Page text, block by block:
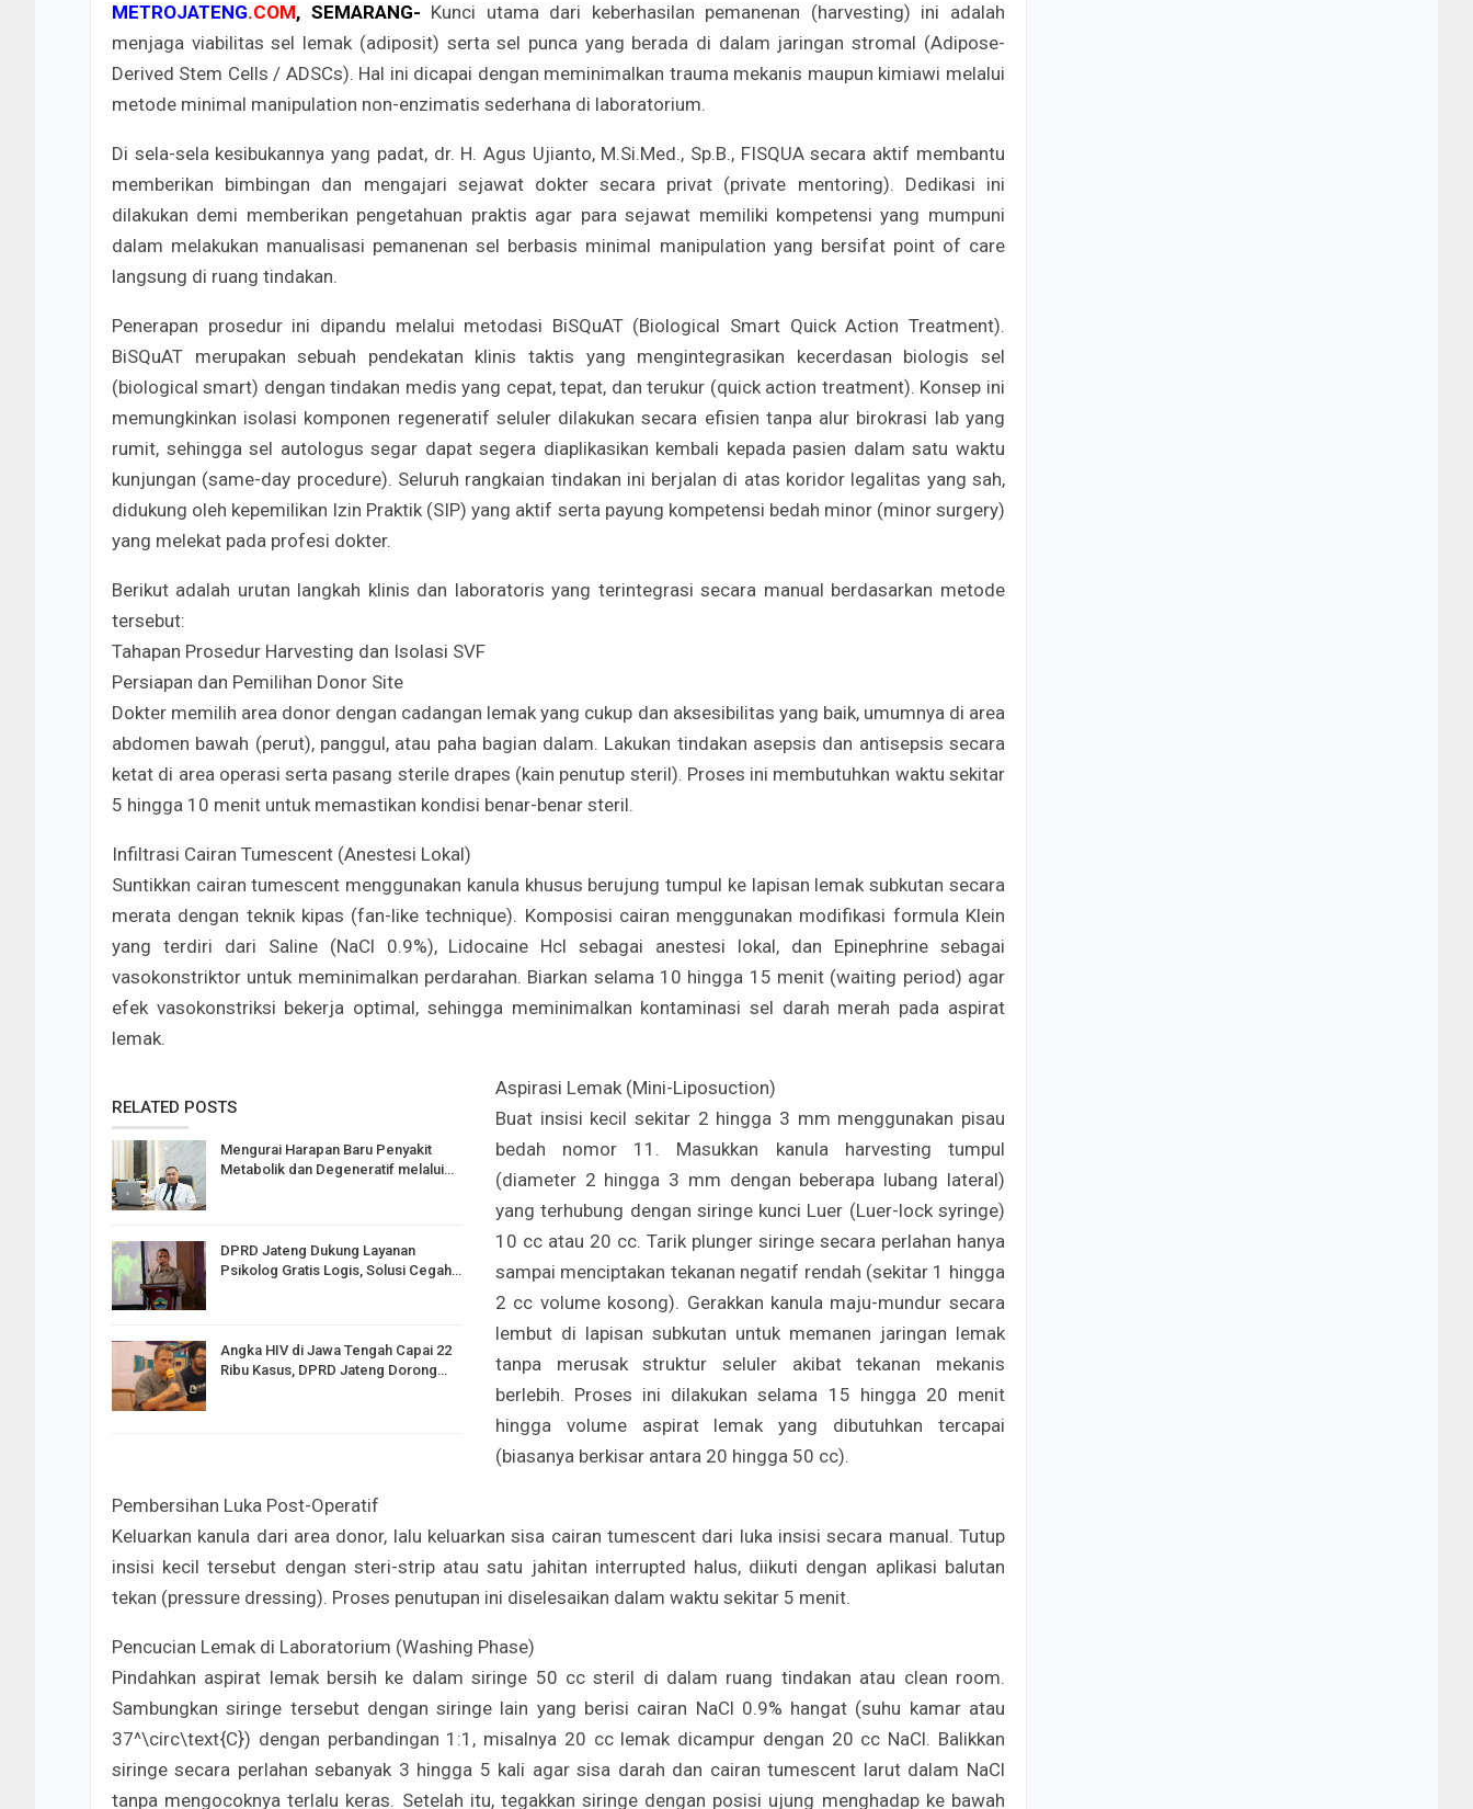
METROJATENG.COM, SEMARANG- ​Kunci utama dari keberhasilan pemanenan (harvesting) ini adalah
menjaga viabilitas sel lemak (adiposit) serta sel punca yang berada di dalam jaringan stromal (Adipose-
Derived Stem Cells / ADSCs). Hal ini dicapai dengan meminimalkan trauma mekanis maupun kimiawi melalui
metode minimal manipulation non-enzimatis sederhana di laboratorium.
​Di sela-sela kesibukannya yang padat, dr. H. Agus Ujianto, M.Si.Med., Sp.B., FISQUA secara aktif membantu
memberikan bimbingan dan mengajari sejawat dokter secara privat (private mentoring). Dedikasi ini
dilakukan demi memberikan pengetahuan praktis agar para sejawat memiliki kompetensi yang mumpuni
dalam melakukan manualisasi pemanenan sel berbasis minimal manipulation yang bersifat point of care
langsung di ruang tindakan.
​Penerapan prosedur ini dipandu melalui metodasi BiSQuAT (Biological Smart Quick Action Treatment).
BiSQuAT merupakan sebuah pendekatan klinis taktis yang mengintegrasikan kecerdasan biologis sel
(biological smart) dengan tindakan medis yang cepat, tepat, dan terukur (quick action treatment). Konsep ini
memungkinkan isolasi komponen regeneratif seluler dilakukan secara efisien tanpa alur birokrasi lab yang
rumit, sehingga sel autologus segar dapat segera diaplikasikan kembali kepada pasien dalam satu waktu
kunjungan (same-day procedure). Seluruh rangkaian tindakan ini berjalan di atas koridor legalitas yang sah,
didukung oleh kepemilikan Izin Praktik (SIP) yang aktif serta payung kompetensi bedah minor (minor surgery)
yang melekat pada profesi dokter.
​Berikut adalah urutan langkah klinis dan laboratoris yang terintegrasi secara manual berdasarkan metode
tersebut:
​Tahapan Prosedur Harvesting dan Isolasi SVF
​Persiapan dan Pemilihan Donor Site
Dokter memilih area donor dengan cadangan lemak yang cukup dan aksesibilitas yang baik, umumnya di area
abdomen bawah (perut), panggul, atau paha bagian dalam. Lakukan tindakan asepsis dan antisepsis secara
ketat di area operasi serta pasang sterile drapes (kain penutup steril). Proses ini membutuhkan waktu sekitar
5 hingga 10 menit untuk memastikan kondisi benar-benar steril.
​Infiltrasi Cairan Tumescent (Anestesi Lokal)
Suntikkan cairan tumescent menggunakan kanula khusus berujung tumpul ke lapisan lemak subkutan secara
merata dengan teknik kipas (fan-like technique). Komposisi cairan menggunakan modifikasi formula Klein
yang terdiri dari Saline (NaCl 0.9%), Lidocaine Hcl sebagai anestesi lokal, dan Epinephrine sebagai
vasokonstriktor untuk meminimalkan perdarahan. Biarkan selama 10 hingga 15 menit (waiting period) agar
efek vasokonstriksi bekerja optimal, sehingga meminimalkan kontaminasi sel darah merah pada aspirat
lemak.
RELATED POSTS
Mengurai Harapan Baru Penyakit
Metabolik dan Degeneratif melalui…
DPRD Jateng Dukung Layanan
Psikolog Gratis Logis, Solusi Cegah…
Angka HIV di Jawa Tengah Capai 22
Ribu Kasus, DPRD Jateng Dorong…
​Aspirasi Lemak (Mini-Liposuction)
Buat insisi kecil sekitar 2 hingga 3 mm menggunakan pisau
bedah nomor 11. Masukkan kanula harvesting tumpul
(diameter 2 hingga 3 mm dengan beberapa lubang lateral)
yang terhubung dengan siringe kunci Luer (Luer-lock syringe)
10 cc atau 20 cc. Tarik plunger siringe secara perlahan hanya
sampai menciptakan tekanan negatif rendah (sekitar 1 hingga
2 cc volume kosong). Gerakkan kanula maju-mundur secara
lembut di lapisan subkutan untuk memanen jaringan lemak
tanpa merusak struktur seluler akibat tekanan mekanis
berlebih. Proses ini dilakukan selama 15 hingga 20 menit
hingga volume aspirat lemak yang dibutuhkan tercapai
(biasanya berkisar antara 20 hingga 50 cc).
​Pembersihan Luka Post-Operatif
Keluarkan kanula dari area donor, lalu keluarkan sisa cairan tumescent dari luka insisi secara manual. Tutup
insisi kecil tersebut dengan steri-strip atau satu jahitan interrupted halus, diikuti dengan aplikasi balutan
tekan (pressure dressing). Proses penutupan ini diselesaikan dalam waktu sekitar 5 menit.
​Pencucian Lemak di Laboratorium (Washing Phase)
Pindahkan aspirat lemak bersih ke dalam siringe 50 cc steril di dalam ruang tindakan atau clean room.
Sambungkan siringe tersebut dengan siringe lain yang berisi cairan NaCl 0.9% hangat (suhu kamar atau
37^\circ\text{C}) dengan perbandingan 1:1, misalnya 20 cc lemak dicampur dengan 20 cc NaCl. Balikkan
siringe secara perlahan sebanyak 3 hingga 5 kali agar sisa darah dan cairan tumescent larut dalam NaCl
tanpa mengocoknya terlalu keras. Setelah itu, tegakkan siringe dengan posisi ujung menghadap ke bawah